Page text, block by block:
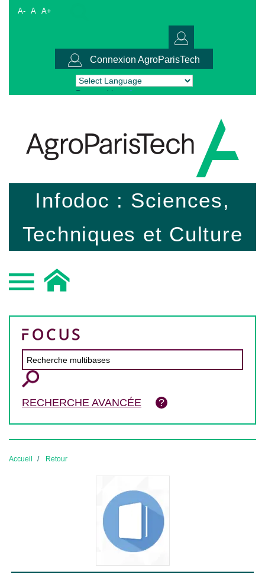
A- A A+
Connexion AgroParisTech
Powered by Translate
Infodoc : Sciences,
Techniques et Culture
RECHERCHE AVANCÉE
Accueil Retour